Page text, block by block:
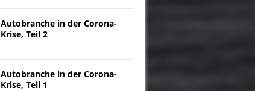
Autobranche in der Corona-
Krise, Teil 2
Autobranche in der Corona-
Krise, Teil 1